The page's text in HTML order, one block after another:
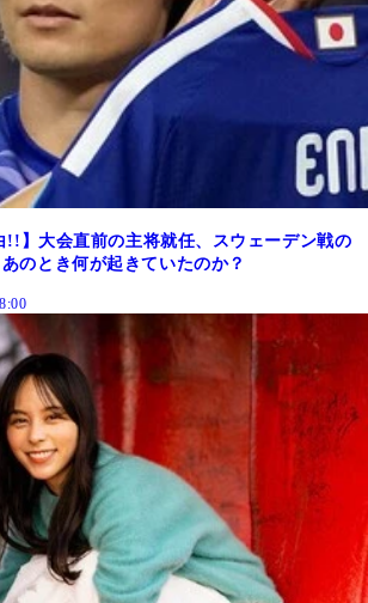
!!】大会直前の主将就任、スウェーデン戦の
のとき何が起きていたのか？